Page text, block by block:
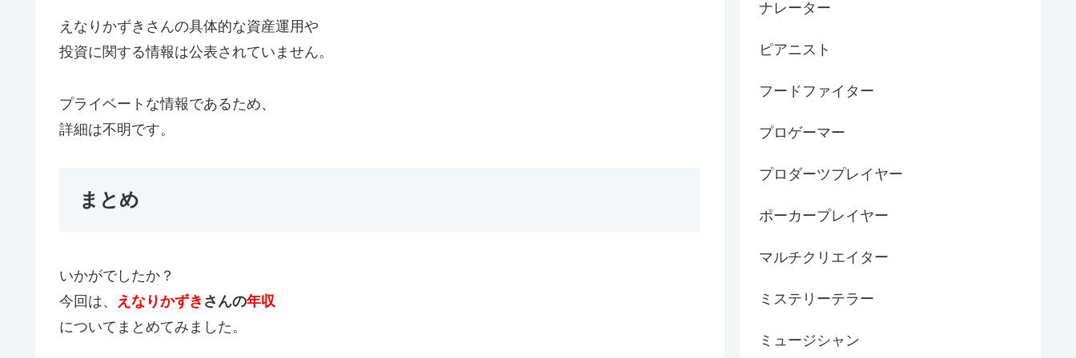
えなりかずきさんの具体的な資産運用や
投資に関する情報は公表されていません。
プライベートな情報であるため、
詳細は不明です。
まとめ
いかがでしたか？
今回は、 えなりかずき さんの年収
についてまとめてみました。
ナレーター
ピアニスト
フードファイター
プロゲーマー
プロダーツプレイヤー
ポーカープレイヤー
マルチクリエイター
ミステリーテラー
ミュージシャン